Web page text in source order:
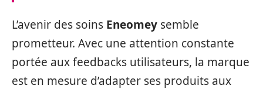
L’avenir des soins Eneomey semble
prometteur. Avec une attention constante
portée aux feedbacks utilisateurs, la marque
est en mesure d’adapter ses produits aux